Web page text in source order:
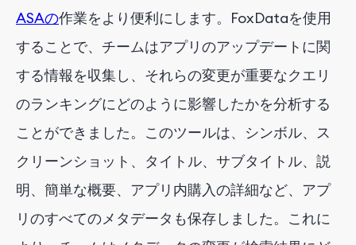
ASAの作業をより便利にします。FoxDataを使用
することで、チームはアプリのアップデートに関
する情報を収集し、それらの変更が重要なクエリ
のランキングにどのように影響したかを分析する
ことができました。このツールは、シンボル、ス
クリーンショット、タイトル、サブタイトル、説
明、簡単な概要、アプリ内購入の詳細など、アプ
リのすべてのメタデータも保存しました。これに